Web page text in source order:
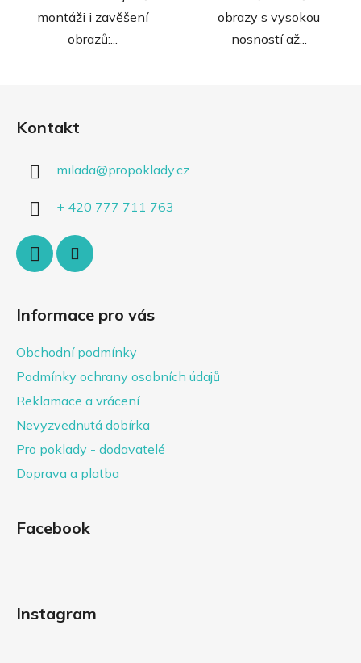
montáži i zavěšení
obrazů:...
obrazy s vysokou
nosností až...
Kontakt
milada@propoklady.cz
+ 420 777 711 763
Informace pro vás
Obchodní podmínky
Podmínky ochrany osobních údajů
Reklamace a vrácení
Nevyzvednutá dobírka
Pro poklady - dodavatelé
Doprava a platba
Facebook
Instagram